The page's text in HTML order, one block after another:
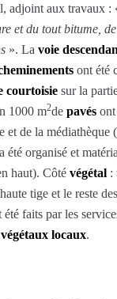
adjoint aux travaux :
et du tout bitume,
». La voie
ont été
courtoisie sur la
1000 m2de pavés ont
et de la médiathèque
a été organisé et
haut). Côté végétal :
tige et le reste
été faits par les
végétaux locaux.